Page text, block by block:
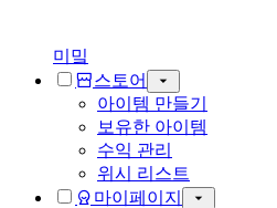
미밐
스토어
아이템 만들기
보유한 아이템
수익 관리
위시 리스트
마이페이지